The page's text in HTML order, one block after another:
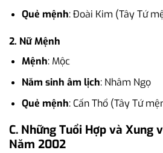
Quẻ mệnh: Đoài Kim (Tây Tứ
2. Nữ Mệnh
Mệnh: Mộc
Năm sinh âm lịch: Nhâm Ngọ
Quẻ mệnh: Cấn Thổ (Tây Tứ
C. Những Tuổi Hợp và Xung
Năm 2002